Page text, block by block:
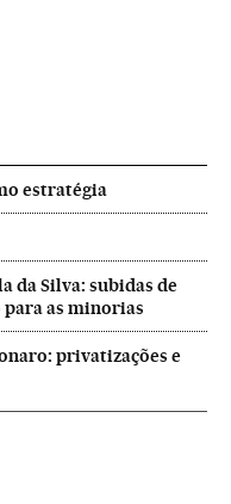
estratégia
da Silva: subidas de
as minorias
privatizações e